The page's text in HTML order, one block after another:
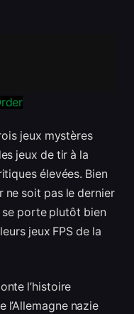
jeux mystères
jeux de tir à la
élevées. Bien
ne soit pas le dernier
se porte plutôt bien
jeux FPS de la
l’histoire
l’Allemagne nazie